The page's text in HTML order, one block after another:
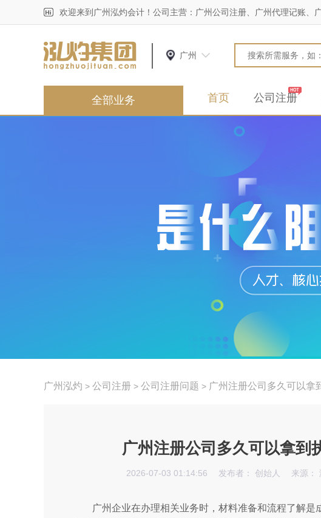
欢迎来到广州泓灼会计！公司主营：广州公司注册、广州代理记账、
广州
全部业务 首页 公司注册
广州泓灼 > 公司注册 > 公司注册问题 > 广州注册公司多久可以拿
广州注册公司多久可以拿到
2026-07-03 01:14:56 发布者： 创始人 来源：
广州企业在办理相关业务时，材料准备和流程了解